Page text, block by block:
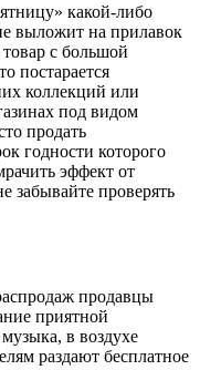
какой-либо
выложит на прилавок
с большой
постарается
коллекций или
под видом
продать
годности которого
эффект от
забывайте проверять
продавцы
приятной
в воздухе
раздают бесплатное